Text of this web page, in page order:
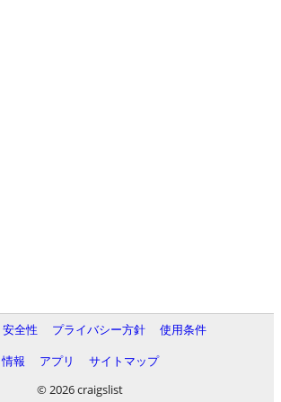
安全性 プライバシー方針
使用条件
情報
アプリ
サイトマップ
© 2026 craigslist